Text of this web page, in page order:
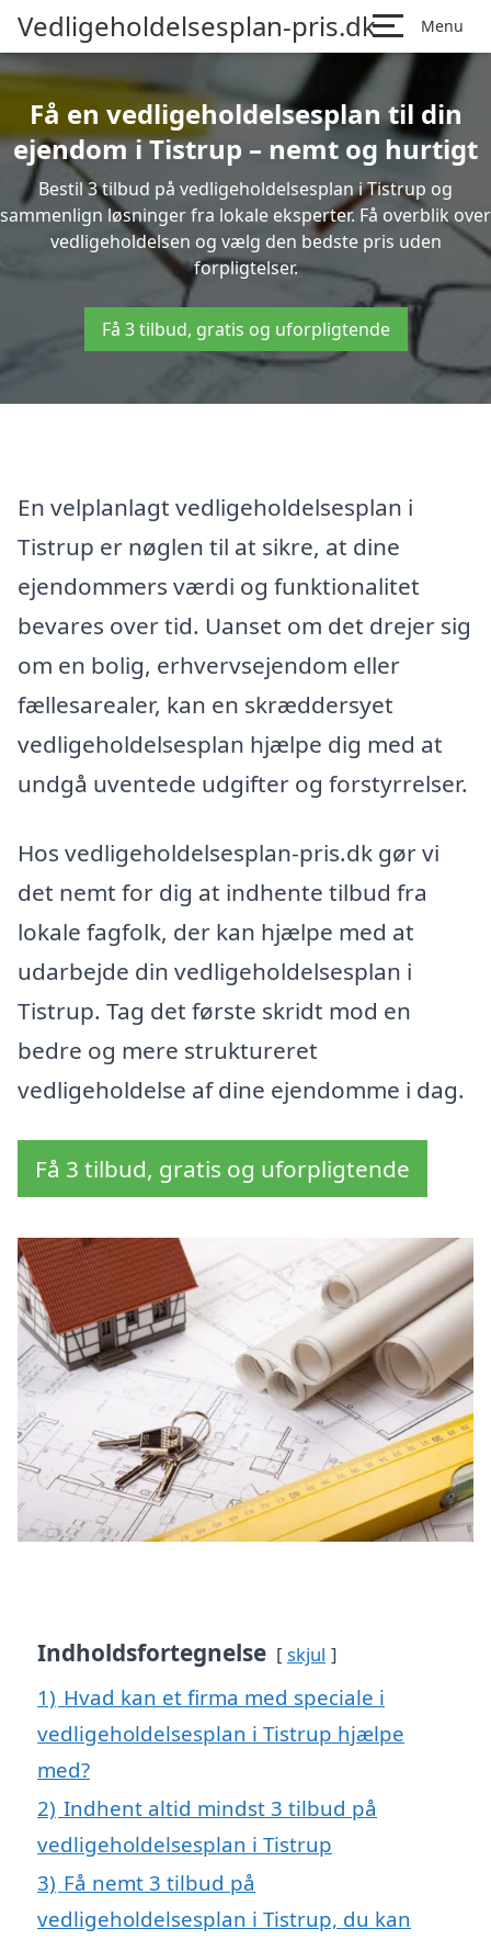
Vedligeholdelsesplan-pris.dk Menu
Få en vedligeholdelsesplan til din
ejendom i Tistrup – nemt og hurtigt
Bestil 3 tilbud på vedligeholdelsesplan i Tistrup og
sammenlign løsninger fra lokale eksperter. Få overblik over
vedligeholdelsen og vælg den bedste pris uden
forpligtelser.
Få 3 tilbud, gratis og uforpligtende
En velplanlagt vedligeholdelsesplan i
Tistrup er nøglen til at sikre, at dine
ejendommers værdi og funktionalitet
bevares over tid. Uanset om det drejer sig
om en bolig, erhvervsejendom eller
fællesarealer, kan en skræddersyet
vedligeholdelsesplan hjælpe dig med at
undgå uventede udgifter og forstyrrelser.
Hos vedligeholdelsesplan-pris.dk gør vi
det nemt for dig at indhente tilbud fra
lokale fagfolk, der kan hjælpe med at
udarbejde din vedligeholdelsesplan i
Tistrup. Tag det første skridt mod en
bedre og mere struktureret
vedligeholdelse af dine ejendomme i dag.
Få 3 tilbud, gratis og uforpligtende
Indholdsfortegnelse skjul
1) Hvad kan et firma med speciale i
vedligeholdelsesplan i Tistrup hjælpe
med?
2) Indhent altid mindst 3 tilbud på
vedligeholdelsesplan i Tistrup
3) Få nemt 3 tilbud på
vedligeholdelsesplan i Tistrup, du kan